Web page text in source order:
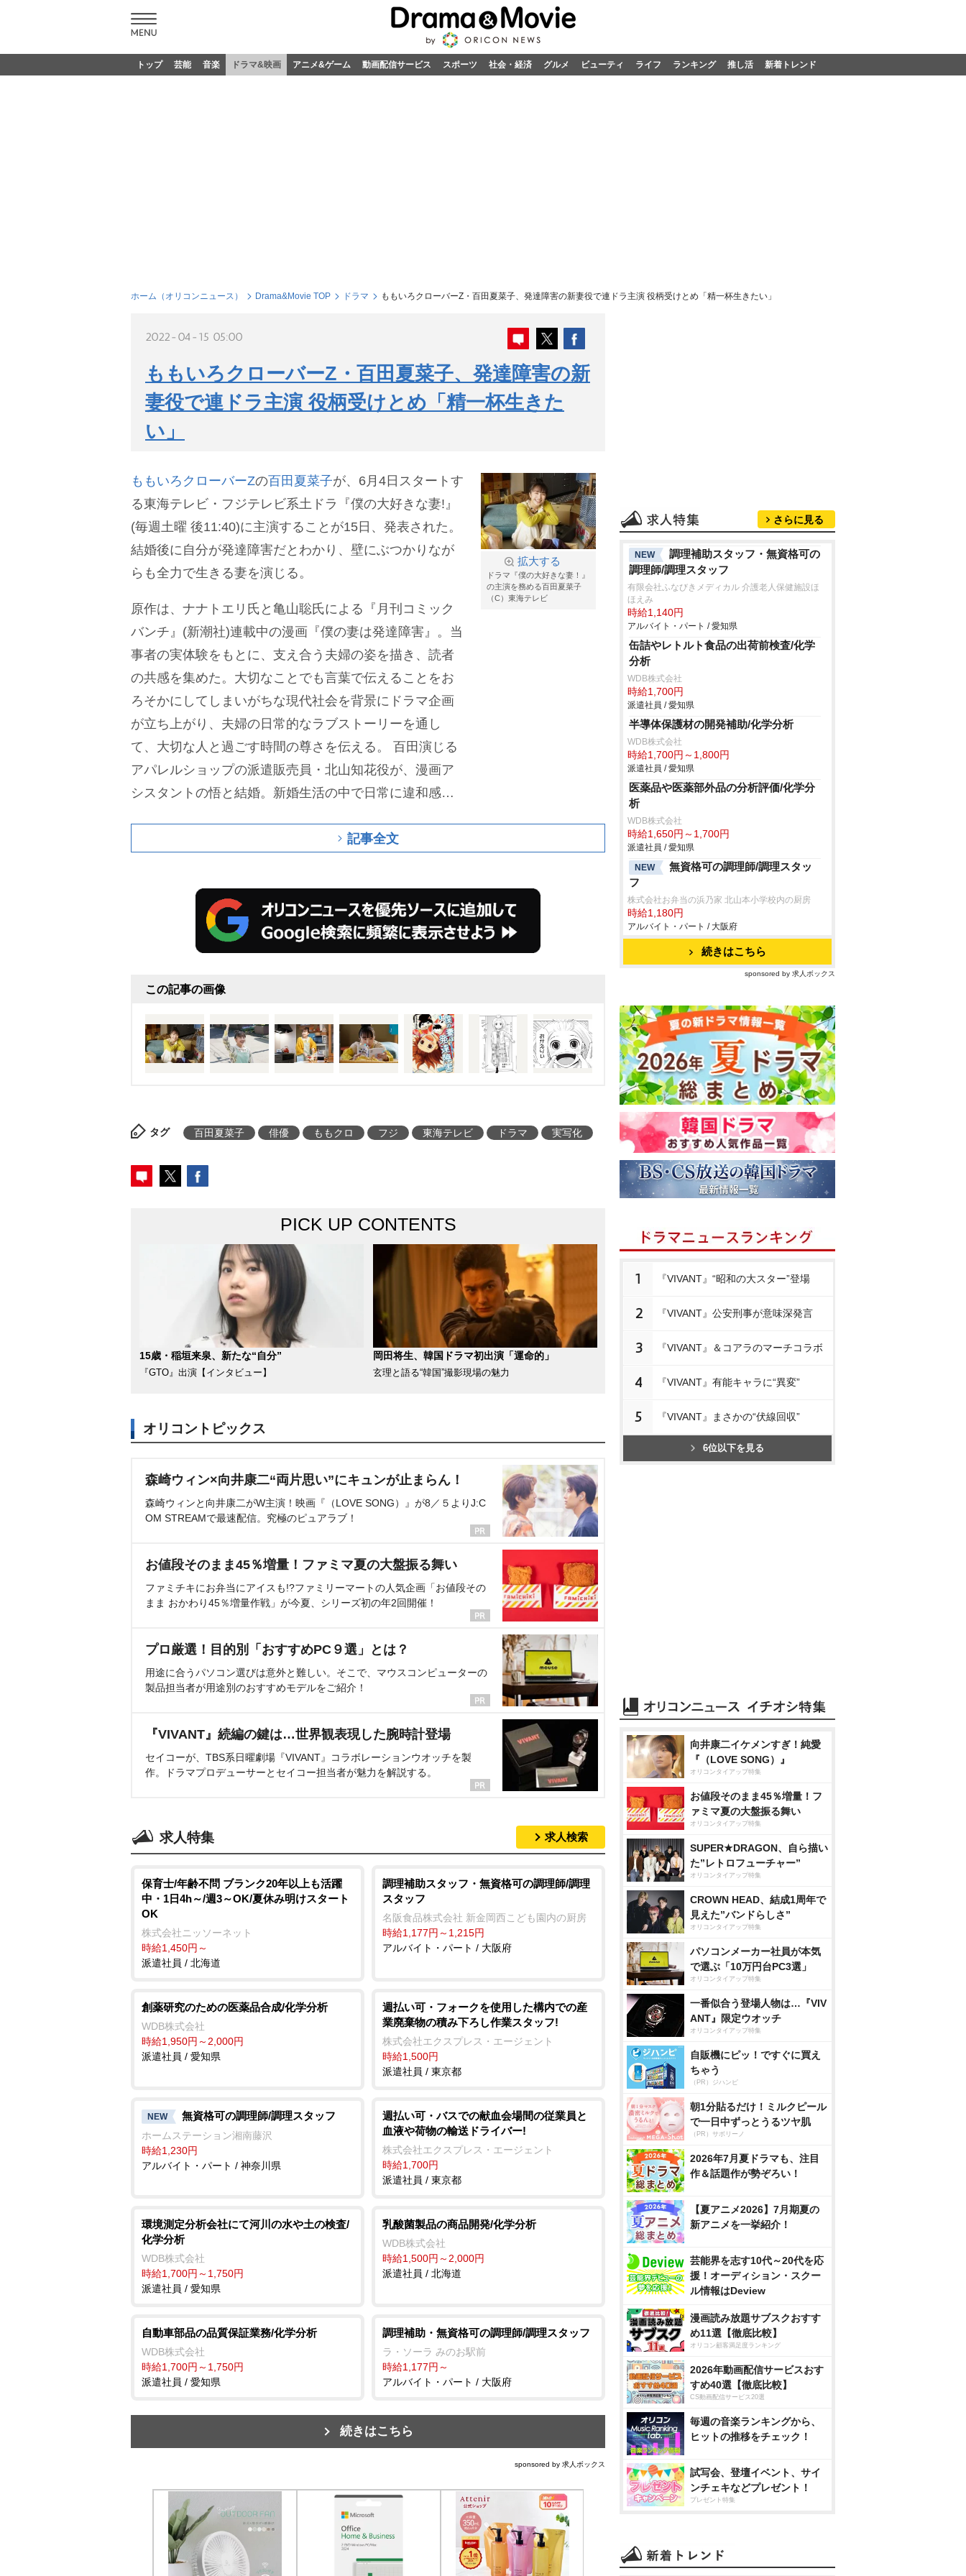
トップ 芸能 音楽 ドラマ&映画 アニメ&ゲーム 動画配信サービス スポーツ 社会・経済 グルメ ビューティ ライフ ランキング 推し活 新着トレンド
ホーム（オリコンニュース） Drama&Movie TOP ドラマ ももいろクローバーZ・百田夏菜子、発達障害の新妻役で連ドラ主演 役柄受けとめ「精一杯生きたい」
2022-04-15 05:00
ももいろクローバーZ・百田夏菜子、発達障害の新
妻役で連ドラ主演 役柄受けとめ「精一杯生きた
い」
拡大する
ドラマ『僕の大好きな妻！』
の主演を務める百田夏菜子
（C）東海テレビ
ももいろクローバーZの百田夏菜子が、6月4日スタートす
る東海テレビ・フジテレビ系土ドラ『僕の大好きな妻!』
(毎週土曜 後11:40)に主演することが15日、発表された。
結婚後に自分が発達障害だとわかり、壁にぶつかりなが
らも全力で生きる妻を演じる。
原作は、ナナトエリ氏と亀山聡氏による『月刊コミック
バンチ』(新潮社)連載中の漫画『僕の妻は発達障害』。当
事者の実体験をもとに、支え合う夫婦の姿を描き、読者
の共感を集めた。大切なことでも言葉で伝えることをお
ろそかにしてしまいがちな現代社会を背景にドラマ企画
が立ち上がり、夫婦の日常的なラブストーリーを通し
て、大切な人と過ごす時間の尊さを伝える。
百田演じる
アパレルショップの派遣販売員・北山知花役が、漫画ア
シスタントの悟と結婚。新婚生活の中で日常に違和感を
き合おうと、大好きな悟とともに前向きに歩き始める。
ャラクター。
記事全文
この記事の画像
タグ 百田夏菜子 俳優 ももクロ フジ 東海テレビ ドラマ 実写化
PICK UP CONTENTS
15歳・稲垣来泉、新たな“自分”
『GTO』出演【インタビュー】
岡田将生、韓国ドラマ初出演「運命的」
玄理と語る“韓国”撮影現場の魅力
オリコントピックス
森崎ウィン×向井康二“両片思い”にキュンが止まらん！
森崎ウィンと向井康二がW主演！映画『（LOVE SONG）』が8／５よりJ:C
OM STREAMで最速配信。究極のピュアラブ！
お値段そのまま45％増量！ファミマ夏の大盤振る舞い
ファミチキにお弁当にアイスも!?ファミリーマートの人気企画「お値段その
まま おかわり45％増量作戦」が今夏、シリーズ初の年2回開催！
プロ厳選！目的別「おすすめPC９選」とは？
用途に合うパソコン選びは意外と難しい。そこで、マウスコンピューターの
製品担当者が用途別のおすすめモデルをご紹介！
『VIVANT』続編の鍵は…世界観表現した腕時計登場
セイコーが、TBS系日曜劇場『VIVANT』コラボレーションウオッチを製
作。ドラマプロデューサーとセイコー担当者が魅力を解説する。
求人特集 求人検索
保育士/年齢不問 ブランク20年以上も活躍
中・1日4h～/週3～OK/夏休み明けスタート
OK
株式会社ニッソーネット
時給1,450円～
派遣社員 / 北海道
調理補助スタッフ・無資格可の調理師/調理
スタッフ
名阪食品株式会社 新金岡西こども園内の厨房
時給1,177円～1,215円
アルバイト・パート / 大阪府
創薬研究のための医薬品合成/化学分析
WDB株式会社
時給1,950円～2,000円
派遣社員 / 愛知県
週払い可・フォークを使用した構内での産
業廃棄物の積み下ろし作業スタッフ!
株式会社エクスプレス・エージェント
時給1,500円
派遣社員 / 東京都
NEW 無資格可の調理師/調理スタッフ
ホームステーション湘南藤沢
時給1,230円
アルバイト・パート / 神奈川県
週払い可・バスでの献血会場間の従業員と
血液や荷物の輸送ドライバー!
株式会社エクスプレス・エージェント
時給1,700円
派遣社員 / 東京都
環境測定分析会社にて河川の水や土の検査/
化学分析
WDB株式会社
時給1,700円～1,750円
派遣社員 / 愛知県
乳酸菌製品の商品開発/化学分析
WDB株式会社
時給1,500円～2,000円
派遣社員 / 北海道
自動車部品の品質保証業務/化学分析
WDB株式会社
時給1,700円～1,750円
派遣社員 / 愛知県
調理補助・無資格可の調理師/調理スタッフ
ラ・ソーラ みのお駅前
時給1,177円～
アルバイト・パート / 大阪府
続きはこちら
sponsored by 求人ボックス
さらに見る
NEW
調理補助スタッフ・無資格可の
調理師/調理スタッフ
有限会社ふなびきメディカル 介護老人保健施設ほ
ほえみ
時給1,140円
アルバイト・パート / 愛知県
缶詰やレトルト食品の出荷前検査/化学
分析
WDB株式会社
時給1,700円
派遣社員 / 愛知県
半導体保護材の開発補助/化学分析
WDB株式会社
時給1,700円～1,800円
派遣社員 / 愛知県
医薬品や医薬部外品の分析評価/化学分
析
WDB株式会社
時給1,650円～1,700円
派遣社員 / 愛知県
NEW
無資格可の調理師/調理スタッ
フ
株式会社お弁当の浜乃家 北山本小学校内の厨房
時給1,180円
アルバイト・パート / 大阪府
続きはこちら
sponsored by 求人ボックス
1 『VIVANT』“昭和の大スター”登場
2 『VIVANT』公安刑事が意味深発言
3 『VIVANT』＆コアラのマーチコラボ
4 『VIVANT』有能キャラに“異変”
5 『VIVANT』まさかの“伏線回収”
6位以下を見る
向井康二イケメンすぎ！純愛
『（LOVE SONG）』
オリコンタイアップ特集
お値段そのまま45％増量！フ
ァミマ夏の大盤振る舞い
オリコンタイアップ特集
SUPER★DRAGON、自ら描い
た”レトロフューチャー”
オリコンタイアップ特集
CROWN HEAD、結成1周年で
見えた”バンドらしさ”
オリコンタイアップ特集
パソコンメーカー社員が本気
で選ぶ「10万円台PC3選」
オリコンタイアップ特集
一番似合う登場人物は…『VIV
ANT』限定ウオッチ
オリコンタイアップ特集
自販機にピッ！ですぐに買え
ちゃう
（PR）ジハンピ
朝1分貼るだけ！ミルクピール
で一日中ずっとうるツヤ肌
（PR）サボリーノ
2026年7月夏ドラマも、注目
作＆話題作が勢ぞろい！
【夏アニメ2026】7月期夏の
新アニメを一挙紹介！
芸能界を志す10代～20代を応
援！オーディション・スクー
ル情報はDeview
漫画読み放題サブスクおすす
め11選【徹底比較】
オリコン顧客満足度ランキング
2026年動画配信サービスおす
すめ40選【徹底比較】
CS動画配信サービス20選
毎週の音楽ランキングから、
ヒットの推移をチェック！
試写会、登壇イベント、サイ
ンチェキなどプレゼント！
プレゼント特集